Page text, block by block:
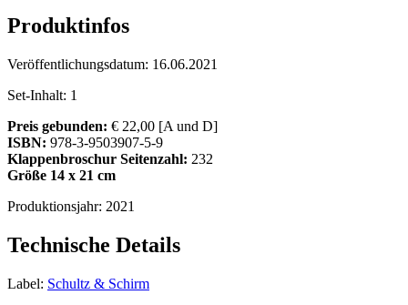
Produktinfos
Veröffentlichungsdatum: 16.06.2021
Set-Inhalt: 1
Preis gebunden: € 22,00 [A und D]
ISBN: 978-3-9503907-5-9
Klappenbroschur Seitenzahl: 232
Größe 14 x 21 cm
Produktionsjahr: 2021
Technische Details
Label: Schultz & Schirm